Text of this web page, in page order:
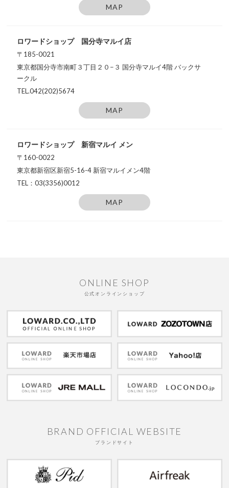
MAP
ロワードショップ 国分寺マルイ店
〒185-0021
東京都国分寺市南町３丁目２０−３ 国分寺マルイ4階 バックサ
ークル
TEL.042(202)5674
MAP
ロワードショップ 新宿マルイ メン
〒160-0022
東京都新宿区新宿5-16-4 新宿マルイメン4階
TEL：03(3356)0012
MAP
ONLINE SHOP
公式オンラインショップ
BRAND OFFICIAL WEBSITE
ブランドサイト